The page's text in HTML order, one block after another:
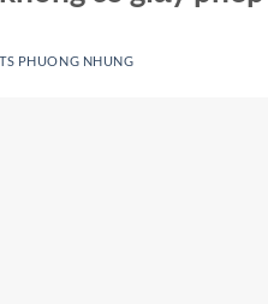
PHUONG NHUNG